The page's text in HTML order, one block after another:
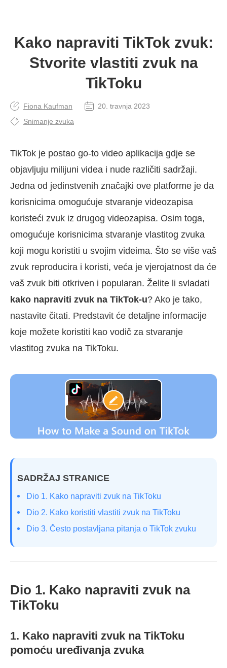
Kako napraviti TikTok zvuk:
Stvorite vlastiti zvuk na
TikToku
Fiona Kaufman
20. travnja 2023
Snimanje zvuka
TikTok je postao go-to video aplikacija gdje se
objavljuju milijuni videa i nude različiti sadržaji.
Jedna od jedinstvenih značajki ove platforme je da
korisnicima omogućuje stvaranje videozapisa
koristeći zvuk iz drugog videozapisa. Osim toga,
omogućuje korisnicima stvaranje vlastitog zvuka
koji mogu koristiti u svojim videima. Što se više vaš
zvuk reproducira i koristi, veća je vjerojatnost da će
vaš zvuk biti otkriven i popularan. Želite li svladati
kako napraviti zvuk na TikTok-u? Ako je tako,
nastavite čitati. Predstavit će detaljne informacije
koje možete koristiti kao vodič za stvaranje
vlastitog zvuka na TikToku.
SADRŽAJ STRANICE
Dio 1. Kako napraviti zvuk na TikToku
Dio 2. Kako koristiti vlastiti zvuk na TikToku
Dio 3. Često postavljana pitanja o TikTok zvuku
Dio 1. Kako napraviti zvuk na
TikToku
1. Kako napraviti zvuk na TikToku
pomoću uređivanja zvuka